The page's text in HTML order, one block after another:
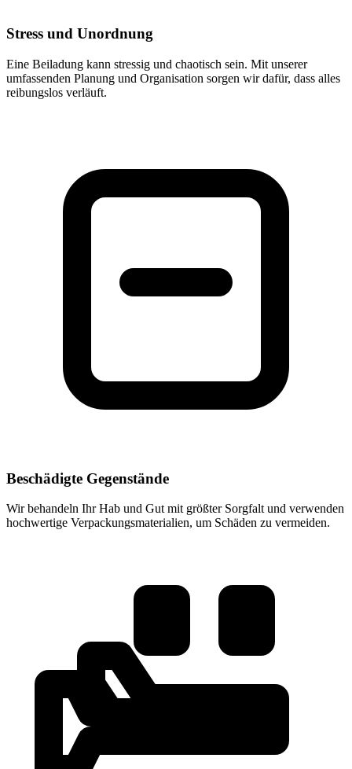
Stress und Unordnung
Eine Beiladung kann stressig und chaotisch sein. Mit unserer
umfassenden Planung und Organisation sorgen wir dafür, dass alles
reibungslos verläuft.
Beschädigte Gegenstände
Wir behandeln Ihr Hab und Gut mit größter Sorgfalt und verwenden
hochwertige Verpackungsmaterialien, um Schäden zu vermeiden.